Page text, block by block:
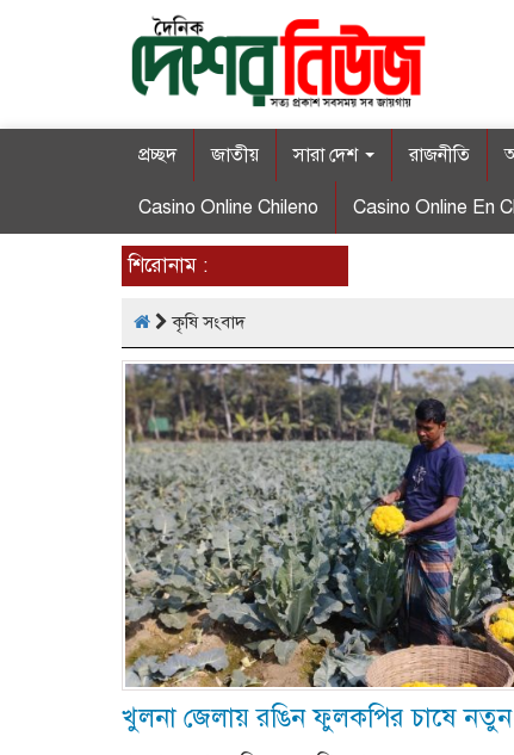
প্রচ্ছদ জাতীয় সারা দেশ রাজনীতি
Casino Online Chileno Casino Online En
শিরোনাম :
কৃষি সংবাদ
খুলনা জেলায় রঙিন ফুলকপির চাষে নতুন